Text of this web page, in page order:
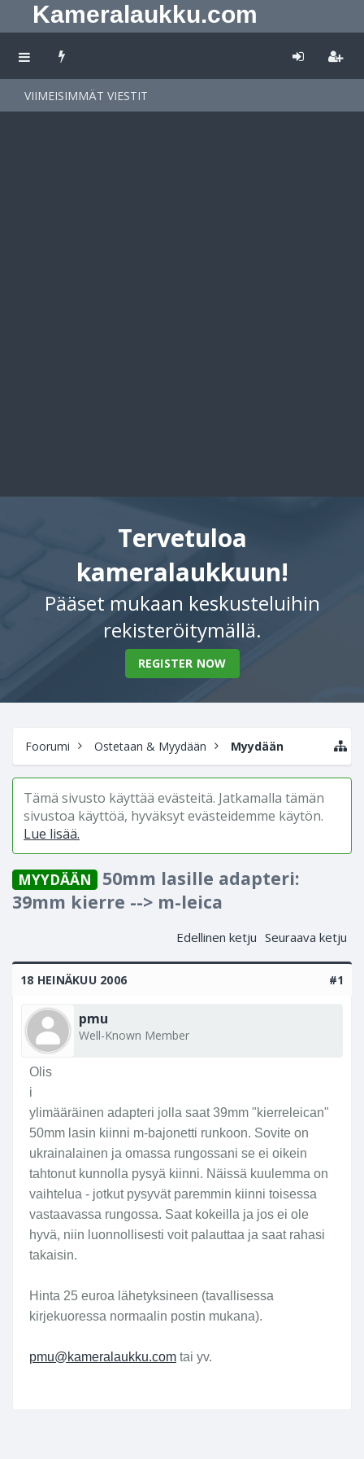
Kameralaukku.com
VIIMEISIMMÄT VIESTIT
Tervetuloa
kameralaukkuun!
Pääset mukaan keskusteluihin
rekisteröitymällä.
REGISTER NOW
Foorumi Ostetaan & Myydään Myydään
Tämä sivusto käyttää evästeitä. Jatkamalla tämän
sivustoa käyttöä, hyväksyt evästeidemme käytön.
Lue lisää.
MYYDÄÄN
50mm lasille adapteri:
39mm kierre --> m-leica
Edellinen ketju Seuraava ketju
18 HEINÄKUU 2006 #1
pmu
Well-Known Member
Olis
i
ylimääräinen adapteri jolla saat 39mm "kierreleican"
50mm lasin kiinni m-bajonetti runkoon. Sovite on
ukrainalainen ja omassa rungossani se ei oikein
tahtonut kunnolla pysyä kiinni. Näissä kuulemma on
vaihtelua - jotkut pysyvät paremmin kiinni toisessa
vastaavassa rungossa. Saat kokeilla ja jos ei ole
hyvä, niin luonnollisesti voit palauttaa ja saat rahasi
takaisin.
Hinta 25 euroa lähetyksineen (tavallisessa
kirjekuoressa normaalin postin mukana).
pmu@kameralaukku.com tai yv.